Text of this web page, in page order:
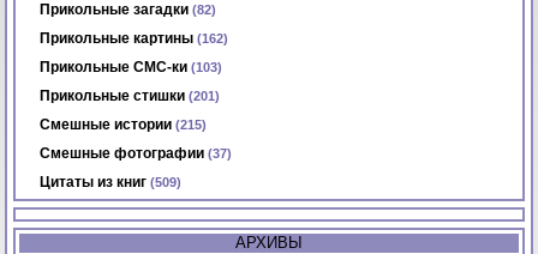
Прикольные загадки (82)
Прикольные картины (162)
Прикольные СМС-ки (103)
Прикольные стишки (201)
Смешные истории (215)
Смешные фотографии (37)
Цитаты из книг (509)
АРХИВЫ